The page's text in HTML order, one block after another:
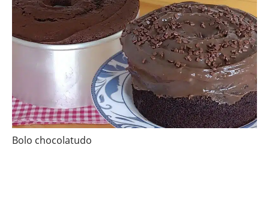
Bolo chocolatudo